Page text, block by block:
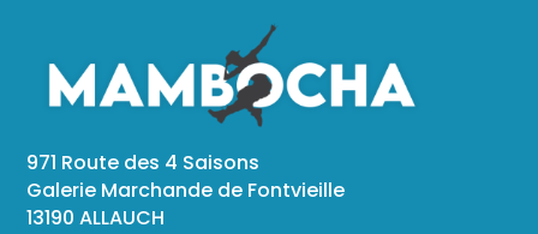
971 Route des 4 Saisons
Galerie Marchande de Fontvieille
13190 ALLAUCH